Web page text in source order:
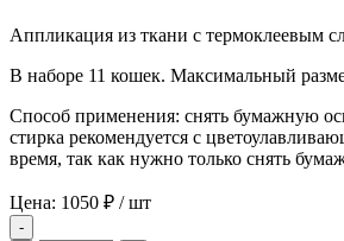
Аппликация из ткани с термоклеевым
В наборе 11 кошек. Максимальный
Способ применения: снять бумажную
стирка рекомендуется с
время, так как нужно только снять
Цена: 1050 ₽ / шт
-